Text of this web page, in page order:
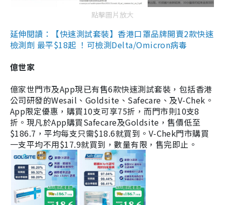
點擊圖片放大
延伸閱讀：【快速測試套裝】香港口罩品牌開賣2款快速
檢測劑 最平$18起 ！可檢測Delta/Omicron病毒
億世家
億家世門市及App現已有售6款快速測試套裝，包括香港
公司研發的Wesail、Goldsite、Safecare、及V-Chek。
App限定優惠，購買10支可享75折，而門市則10支8
折。現凡於App購買Safecare及Goldsite，售價低至
$186.7，平均每支只需$18.6就買到。V-Chek門市購買
一支平均不用$17.9就買到，數量有限，售完即止。